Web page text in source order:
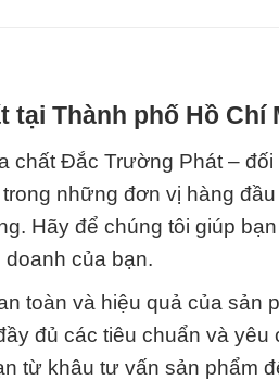
Thành phố Hồ Chí
chất Đắc Trường Phát –
những đơn vị hàng
Hãy để chúng tôi giúp
của bạn.
toàn và hiệu quả của sản
đủ các tiêu chuẩn và
từ khâu tư vấn sản phẩm